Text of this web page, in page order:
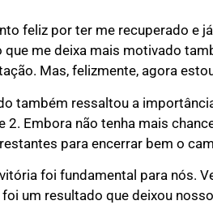
feliz por ter me recuperado e
que me deixa mais motivado
Mas, felizmente, agora
também ressaltou a
2. Embora não tenha mais
para encerrar bem o
foi fundamental para nós.
foi um resultado que deixou